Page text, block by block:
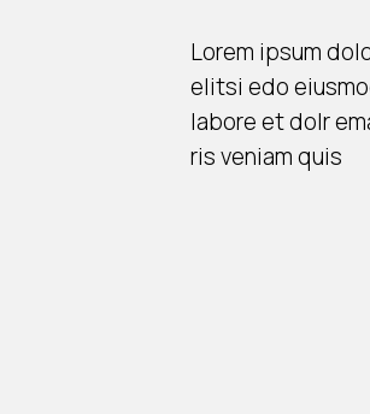
Lorem ipsum
elitsi edo
labore et dolr
ris veniam quis